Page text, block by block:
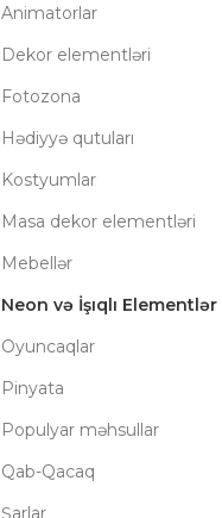
Animatorlar
Dekor elementləri
Fotozona
Hədiyyə qutuları
Kostyumlar
Masa dekor elementləri
Mebellər
Neon və İşıqlı Elementlər
Oyuncaqlar
Pinyata
Populyar məhsullar
Qab-Qacaq
Şarlar